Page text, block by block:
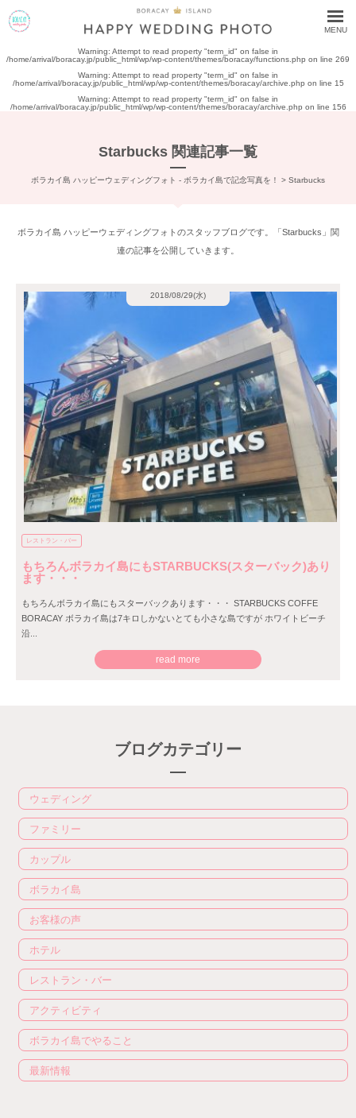
MENU
Warning: Attempt to read property "term_id" on false in
/home/arrival/boracay.jp/public_html/wp/wp-content/themes/boracay/functions.php on line 269
Warning: Attempt to read property "term_id" on false in
/home/arrival/boracay.jp/public_html/wp/wp-content/themes/boracay/archive.php on line 15
Warning: Attempt to read property "term_id" on false in
/home/arrival/boracay.jp/public_html/wp/wp-content/themes/boracay/archive.php on line 156
Starbucks 関連記事一覧
ボラカイ島 ハッピーウェディングフォト - ボラカイ島で記念写真を！ > Starbucks
ボラカイ島 ハッピーウェディングフォトのスタッフブログです。「Starbucks」関
連の記事を公開していきます。
レストラン・バー
もちろんボラカイ島にもSTARBUCKS(スターバック)あり
ます・・・
もちろんボラカイ島にもスターバックあります・・・ STARBUCKS COFFE
BORACAY ボラカイ島は7キロしかないとても小さな島ですが ホワイトビーチ
沿...
read more
2018/08/29(水)
ブログカテゴリー
ウェディング
ファミリー
カップル
ボラカイ島
お客様の声
ホテル
レストラン・バー
アクティビティ
ボラカイ島でやること
最新情報